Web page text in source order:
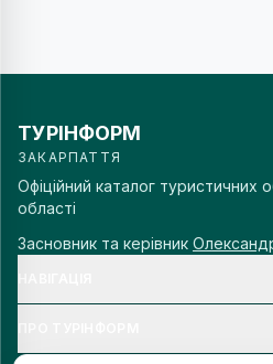
ТУРІНФОРМ
ЗАКАРПАТТЯ
Офіційний каталог туристичних
області
Засновник та керівник